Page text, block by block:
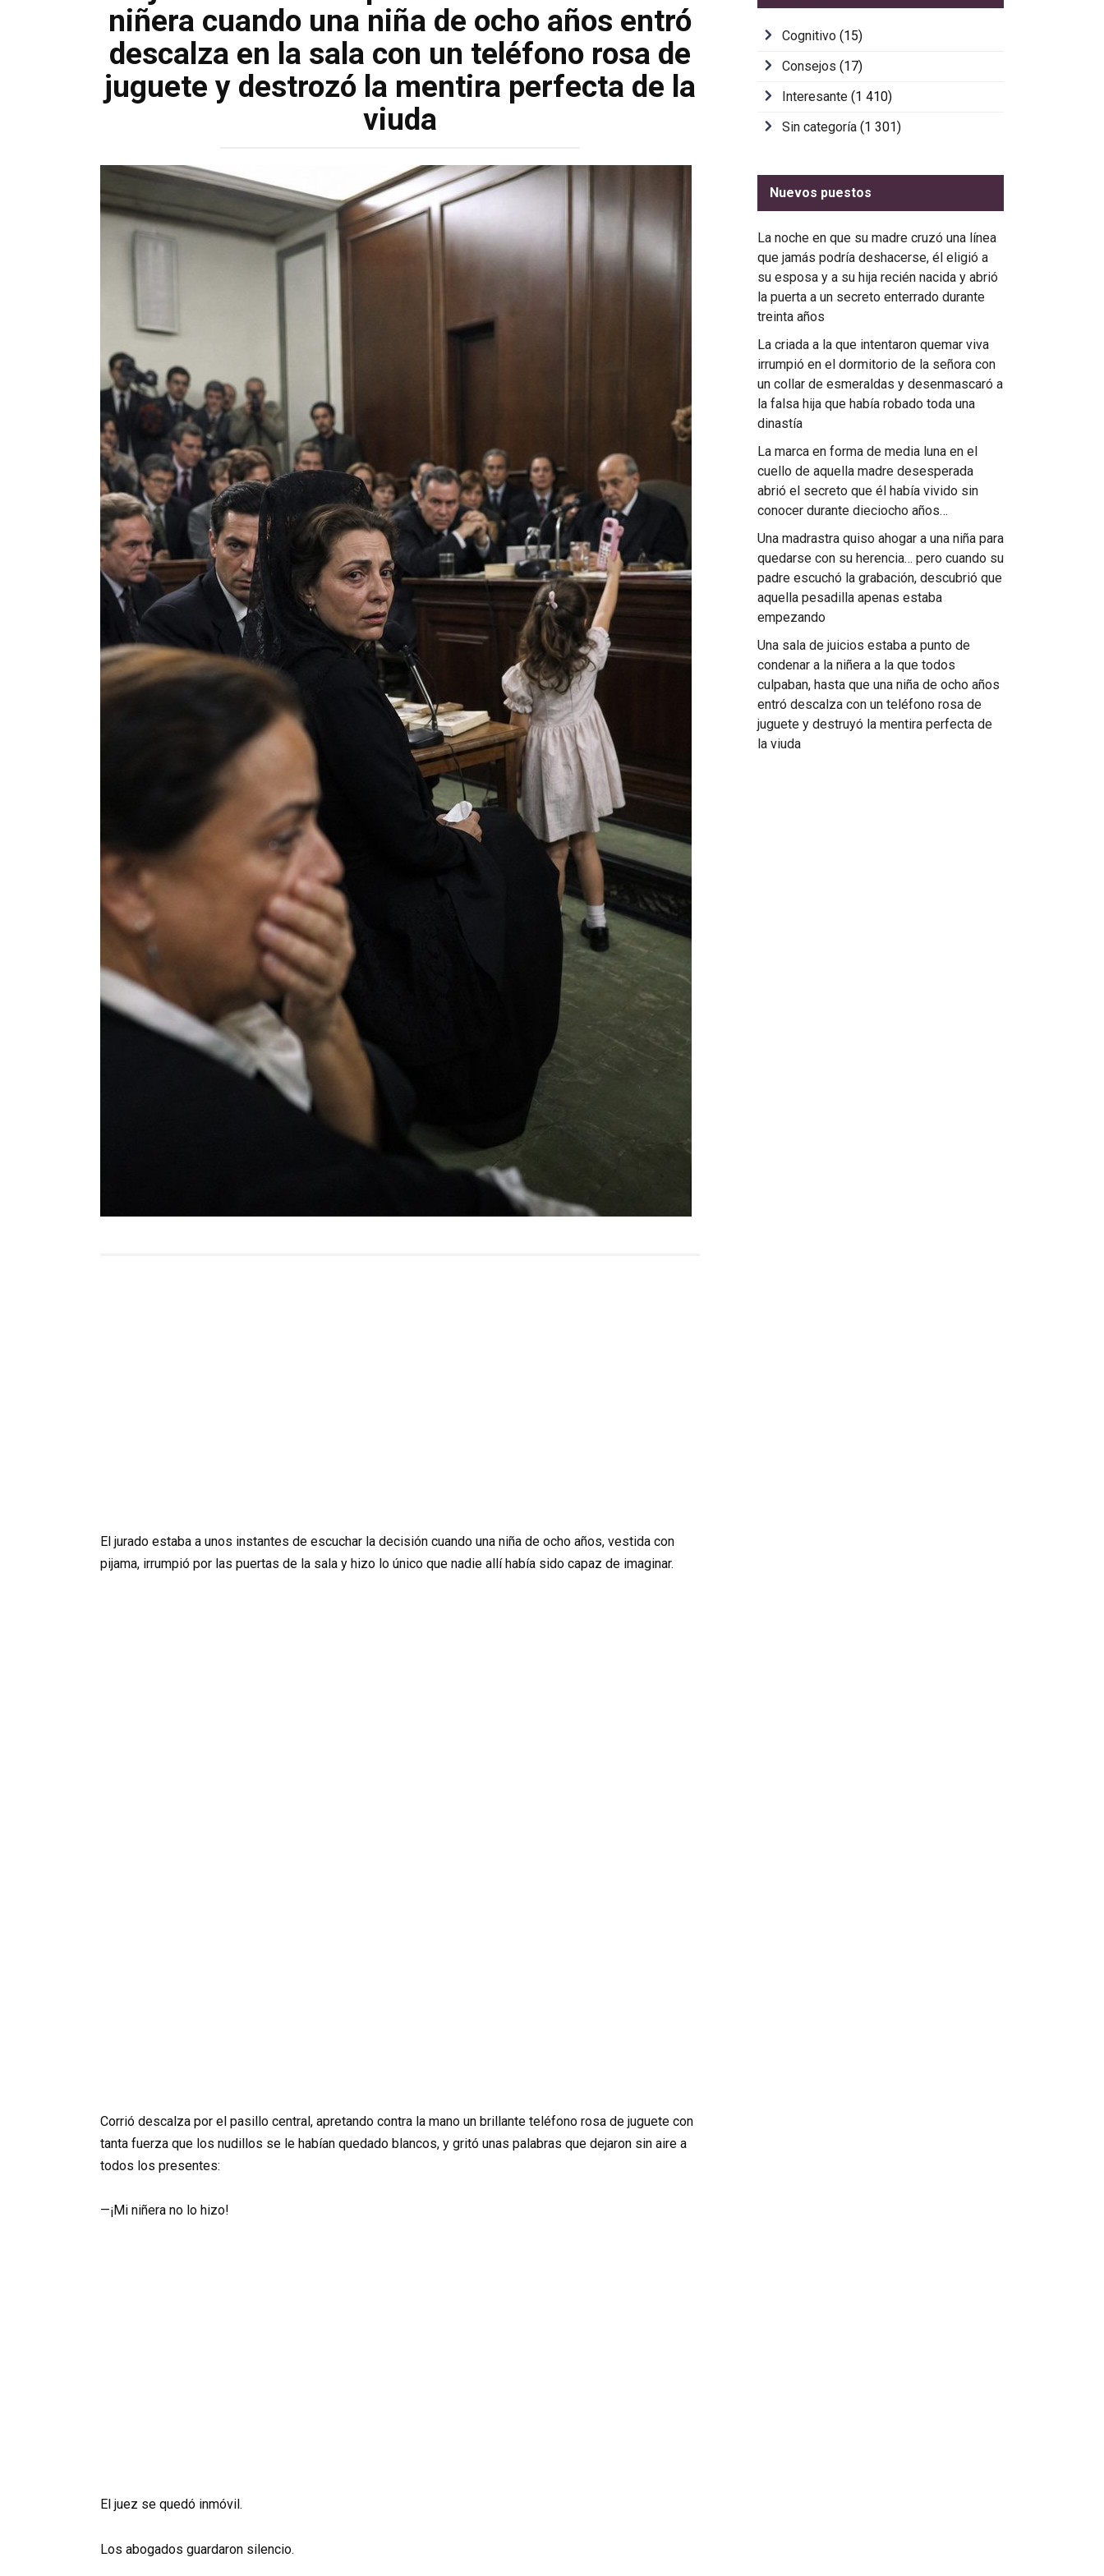
niñera cuando una niña de ocho años entró
descalza en la sala con un teléfono rosa de
juguete y destrozó la mentira perfecta de la
viuda
El jurado estaba a unos instantes de escuchar la decisión cuando una niña de ocho años, vestida con
pijama, irrumpió por las puertas de la sala y hizo lo único que nadie allí había sido capaz de imaginar.
Corrió descalza por el pasillo central, apretando contra la mano un brillante teléfono rosa de juguete con
tanta fuerza que los nudillos se le habían quedado blancos, y gritó unas palabras que dejaron sin aire a
todos los presentes:
—¡Mi niñera no lo hizo!
El juez se quedó inmóvil.
Los abogados guardaron silencio.
Cognitivo (15)
Consejos (17)
Interesante (1 410)
Sin categoría (1 301)
Nuevos puestos
La noche en que su madre cruzó una línea
que jamás podría deshacerse, él eligió a
su esposa y a su hija recién nacida y abrió
la puerta a un secreto enterrado durante
treinta años
La criada a la que intentaron quemar viva
irrumpió en el dormitorio de la señora con
un collar de esmeraldas y desenmascaró a
la falsa hija que había robado toda una
dinastía
La marca en forma de media luna en el
cuello de aquella madre desesperada
abrió el secreto que él había vivido sin
conocer durante dieciocho años…
Una madrastra quiso ahogar a una niña para
quedarse con su herencia… pero cuando su
padre escuchó la grabación, descubrió que
aquella pesadilla apenas estaba
empezando
Una sala de juicios estaba a punto de
condenar a la niñera a la que todos
culpaban, hasta que una niña de ocho años
entró descalza con un teléfono rosa de
juguete y destruyó la mentira perfecta de
la viuda